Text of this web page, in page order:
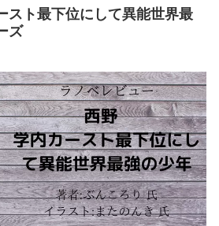
ト最下位にして異能世界最
ズ